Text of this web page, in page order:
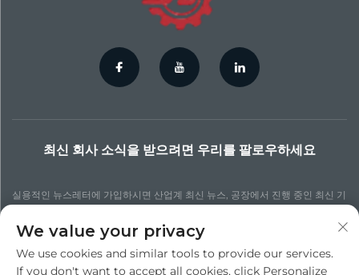
최신 회사 소식을 받으려면 우리를 팔로우하세요
실용적인 뉴스레터에 가입하시면 산업계 최신 뉴스, 공장에서 진행 중인 최신 기
구독하기
We value your privacy
We use cookies and similar tools to provide our services.
If you don't want to accept all cookies, click Personalize